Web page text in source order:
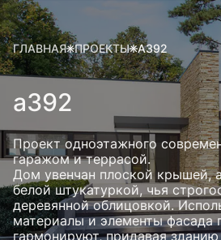
ГЛАВНАЯ ПРОЕКТЫ А392
а392
Проект одноэтажного
гаражом и террасой.
Дом увенчан плоской крышей,
белой штукатуркой, чья
деревянной облицовкой.
материалы и элементы фасада
гармонируют, придавая зданию